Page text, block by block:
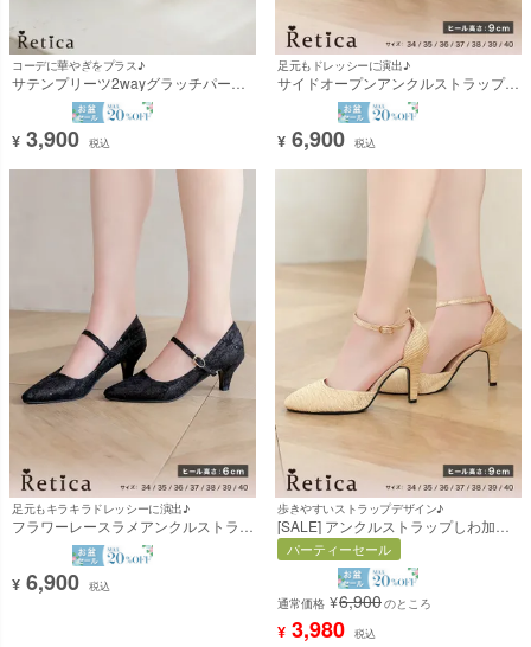
コーデに華やぎをプラス♪
サテンプリーツ2wayグラッチパーテ
ィーバッグ [Retica/レティカ]
¥ 3,900 税込
足元もドレッシーに演出♪
サイドオープンアンクルストラップレ
ースラメパンプス (ブラック) (9cmヒ
ール) [Retica/レティカ]
¥ 6,900 税込
足元もキラキラドレッシーに演出♪
フラワーレースラメアンクルストラッ
プローヒールパンプス (ブラック)
(6cmヒール) [Retica/レティカ]
¥ 6,900 税込
歩きやすいストラップデザイン♪
[SALE] アンクルストラップしわ加工
パンプス (ベージュ) (9cmヒール)
[Retica/レティカ]
パーティーセール
通常価格 ¥6,900のところ
¥ 3,980 税込